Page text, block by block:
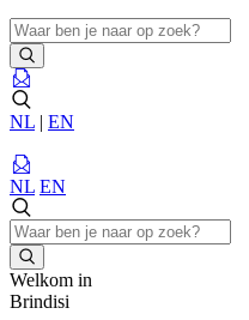
NL | EN
NL EN
Welkom in
Brindisi